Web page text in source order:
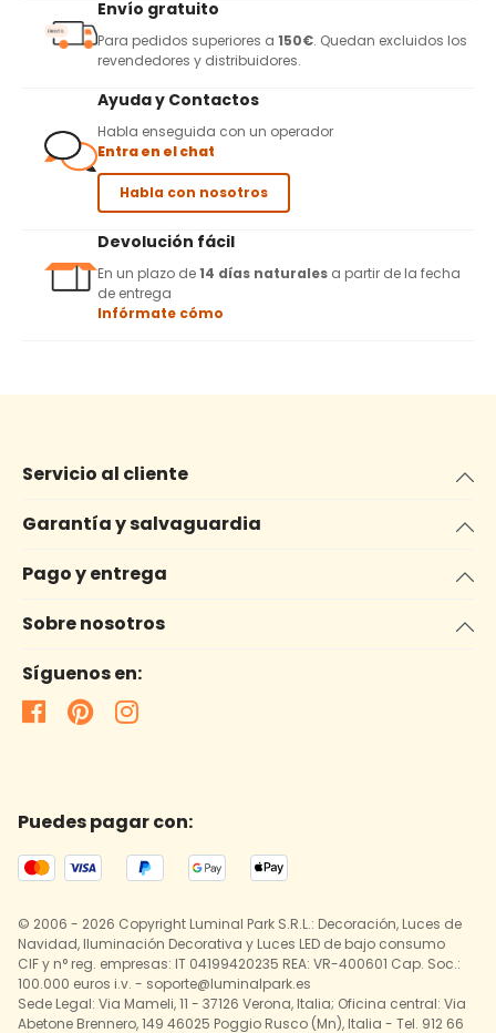
Envío gratuito
Para pedidos superiores a 150€. Quedan excluidos los
revendedores y distribuidores.
Ayuda y Contactos
Habla enseguida con un operador
Entra en el chat
Habla con nosotros
Devolución fácil
En un plazo de14 días naturales a partir de la fecha
de entrega
Infórmate cómo
Servicio al cliente
Garantía y salvaguardia
Pago y entrega
Sobre nosotros
Síguenos en:
Puedes pagar con:
© 2006 - 2026 Copyright Luminal Park S.R.L.: Decoración, Luces de
Navidad, Iluminación Decorativa y Luces LED de bajo consumo
CIF y n° reg. empresas: IT 04199420235 REA: VR-400601 Cap. Soc.:
100.000 euros i.v. - soporte@luminalpark.es
Sede Legal: Via Mameli, 11 - 37126 Verona, Italia; Oficina central: Via
Abetone Brennero, 149 46025 Poggio Rusco (Mn), Italia - Tel. 912 66